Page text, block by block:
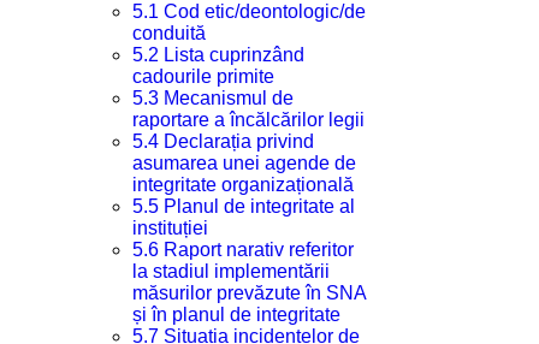
5.1 Cod etic/deontologic/de
conduită
5.2 Lista cuprinzând
cadourile primite
5.3 Mecanismul de
raportare a încălcărilor legii
5.4 Declarația privind
asumarea unei agende de
integritate organizațională
5.5 Planul de integritate al
instituției
5.6 Raport narativ referitor
la stadiul implementării
măsurilor prevăzute în SNA
și în planul de integritate
5.7 Situația incidentelor de